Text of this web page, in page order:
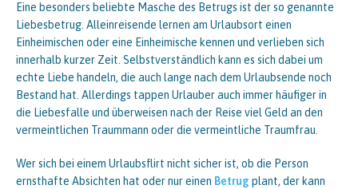
Eine besonders beliebte Masche des Betrugs ist der so genannte
Liebesbetrug. Alleinreisende lernen am Urlaubsort einen
Einheimischen oder eine Einheimische kennen und verlieben sich
innerhalb kurzer Zeit. Selbstverständlich kann es sich dabei um
echte Liebe handeln, die auch lange nach dem Urlaubsende noch
Bestand hat. Allerdings tappen Urlauber auch immer häufiger in
die Liebesfalle und überweisen nach der Reise viel Geld an den
vermeintlichen Traummann oder die vermeintliche Traumfrau.
Wer sich bei einem Urlaubsflirt nicht sicher ist, ob die Person
ernsthafte Absichten hat oder nur einen Betrug plant, der kann